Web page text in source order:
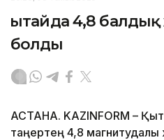
Қытайда 4,8 балдық
болды
АСТАНА. KAZINFORM –
таңертең 4,8 магнитудалы